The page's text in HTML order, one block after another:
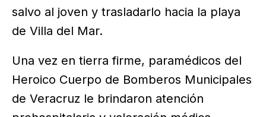
salvo al joven y trasladarlo hacia la playa
de Villa del Mar.
Una vez en tierra firme, paramédicos del
Heroico Cuerpo de Bomberos Municipales
de Veracruz le brindaron atención